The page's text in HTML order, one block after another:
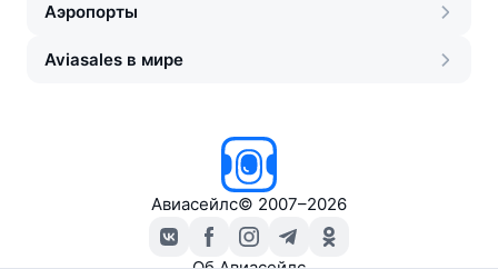
Аэропорты
Aviasales в мире
Авиасейлс© 2007–2026